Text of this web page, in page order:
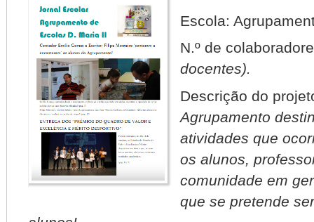
Escola:
N.º de
docentes).
Descrição do
Agrupamento
atividades que
os alunos,
comunidade em
que se pretende